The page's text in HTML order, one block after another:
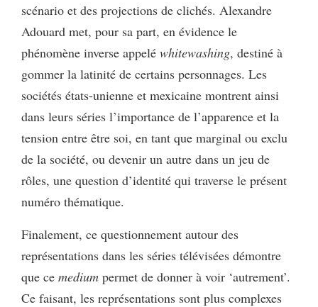
scénario et des projections de clichés. Alexandre
Adouard met, pour sa part, en évidence le
phénomène inverse appelé whitewashing, destiné à
gommer la latinité de certains personnages. Les
sociétés états-unienne et mexicaine montrent ainsi
dans leurs séries l’importance de l’apparence et la
tension entre être soi, en tant que marginal ou exclu
de la société, ou devenir un autre dans un jeu de
rôles, une question d’identité qui traverse le présent
numéro thématique.
Finalement, ce questionnement autour des
représentations dans les séries télévisées démontre
que ce medium permet de donner à voir ‘autrement’.
Ce faisant, les représentations sont plus complexes